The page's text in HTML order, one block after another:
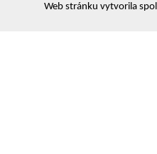
Web stránku vytvorila